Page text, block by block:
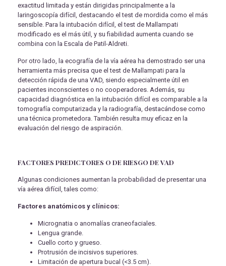
exactitud limitada y están dirigidas principalmente a la
laringoscopía difícil, destacando el test de mordida como el más
sensible. Para la intubación difícil, el test de Mallampati
modificado es el más útil, y su fiabilidad aumenta cuando se
combina con la Escala de Patil-Aldreti.
Por otro lado, la ecografía de la vía aérea ha demostrado ser una
herramienta más precisa que el test de Mallampati para la
detección rápida de una VAD, siendo especialmente útil en
pacientes inconscientes o no cooperadores. Además, su
capacidad diagnóstica en la intubación difícil es comparable a la
tomografía computarizada y la radiografía, destacándose como
una técnica prometedora. También resulta muy eficaz en la
evaluación del riesgo de aspiración.
FACTORES PREDICTORES O DE RIESGO DE VAD
Algunas condiciones aumentan la probabilidad de presentar una
vía aérea difícil, tales como:
Factores anatómicos y clínicos:
Micrognatia o anomalías craneofaciales.
Lengua grande.
Cuello corto y grueso.
Protrusión de incisivos superiores.
Limitación de apertura bucal (<3.5 cm).